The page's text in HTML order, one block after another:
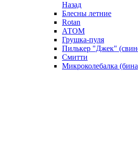
Назад
Блесны летние
Rotan
АТОМ
Грушка-пуля
Пилькер "Джек"
Смитти
Микроколебалка